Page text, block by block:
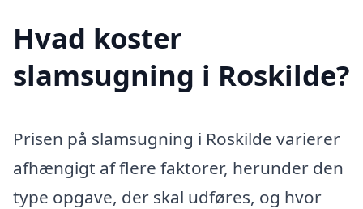
Hvad koster
slamsugning i Roskilde?
Prisen på slamsugning i Roskilde varierer
afhængigt af flere faktorer, herunder den
type opgave, der skal udføres, og hvor